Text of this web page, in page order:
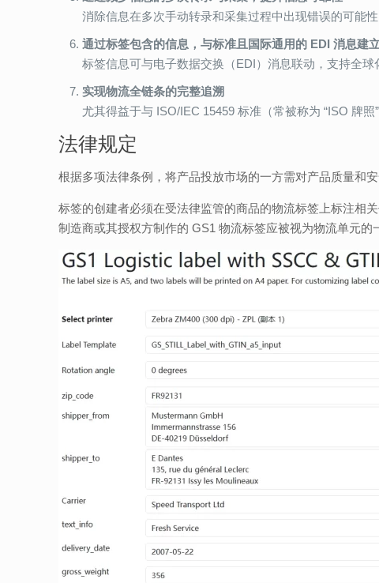
消除信息在多次手动转录和采集过程中出现错误的可能性
通过标签包含的信息，与标准且国际通用的 EDI 消息建
标签信息可与电子数据交换（EDI）消息联动，支持全球
实现物流全链条的完整追溯
尤其得益于与 ISO/IEC 15459 标准（常被称为 “ISO 牌
法律规定
根据多项法律条例，将产品投放市场的一方需对产品质量和
标签的创建者必须在受法律监管的商品的物流标签上标注相关
制造商或其授权方制作的 GS1 物流标签应被视为物流单元